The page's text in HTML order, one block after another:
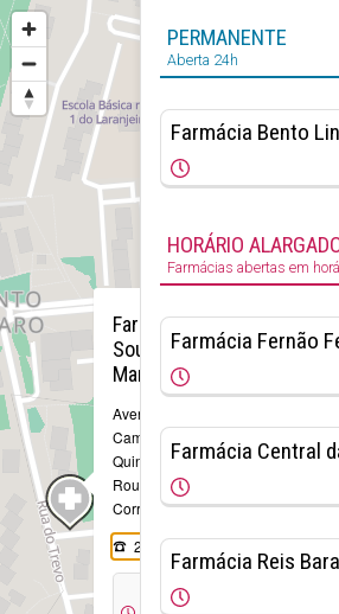
Farmácia
Sousa
Marques
Avenida Luis de
Camões, 2 -
Quinta do
Rouxinol
Corroios
212 555 006
08:3015:00
PERMANENTE
Aberta 24h
Farmácia Bento
HORÁRIO
Farmácias abertas em
Farmácia Fernão
Farmácia Central